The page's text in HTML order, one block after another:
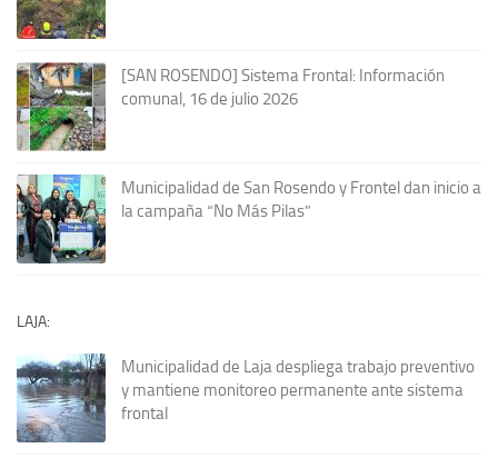
[SAN ROSENDO] Sistema Frontal: Información
comunal, 16 de julio 2026
Municipalidad de San Rosendo y Frontel dan inicio a
la campaña “No Más Pilas”
LAJA:
Municipalidad de Laja despliega trabajo preventivo
y mantiene monitoreo permanente ante sistema
frontal